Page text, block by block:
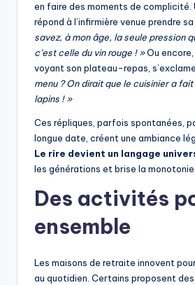
en faire des moments de complicité.
répond à l’infirmière venue prendre
savez, à mon âge, la seule pression
c’est celle du vin rouge ! »Ou
voyant son plateau-repas,
menu ? On dirait que le cuisinier a
lapins ! »
Ces répliques, parfois spontanées,
longue date, créent une ambiance
Le rire devient un langage
les générations et brise la monotonie.
Des activités
ensemble
Les maisons de retraite innovent
au quotidien. Certains proposent